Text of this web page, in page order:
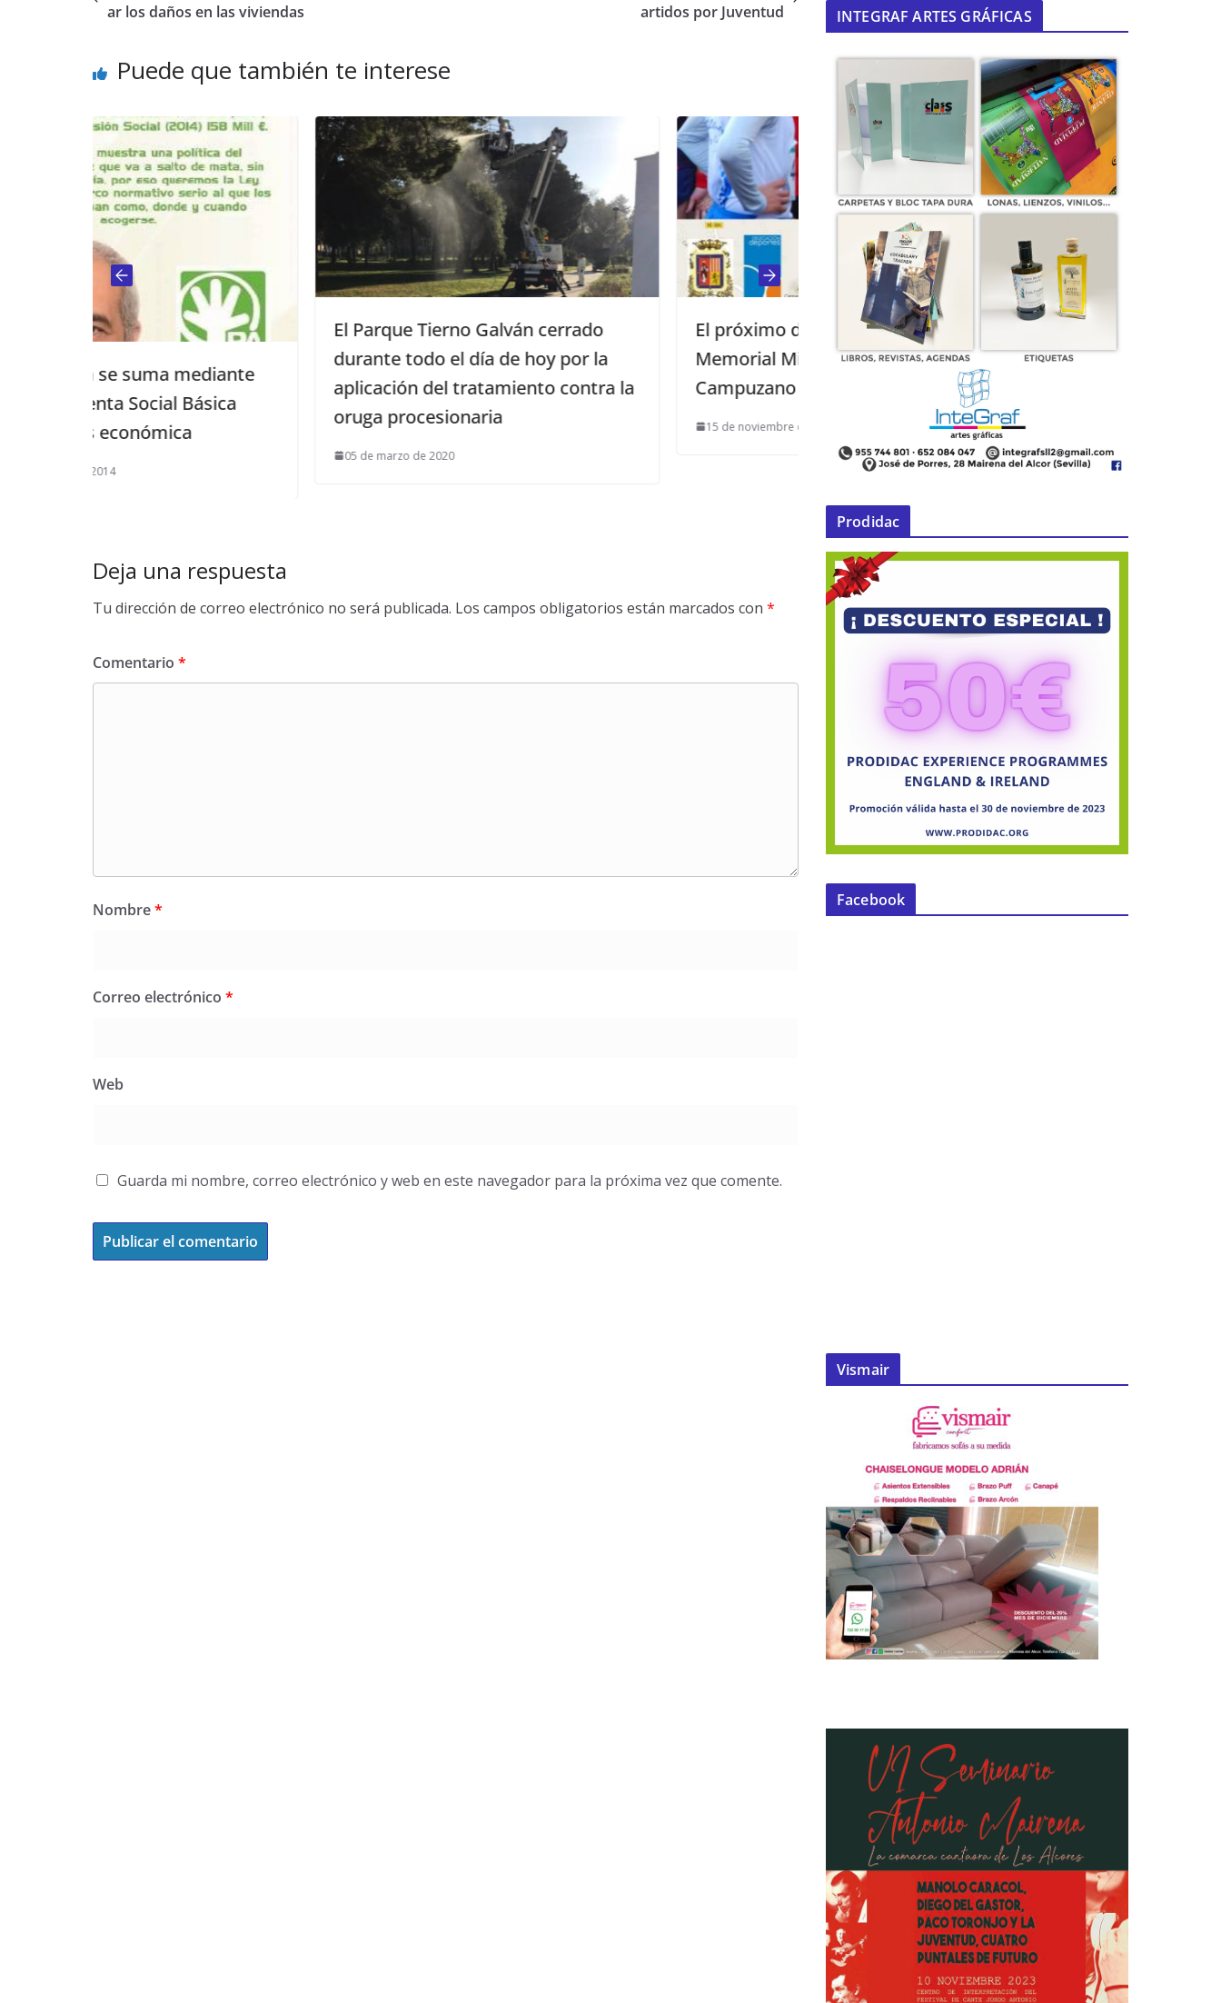
ar los daños en las viviendas
artidos por Juventud
Puede que también te interese
El Parque Tierno Galván cerrado
durante todo el día de hoy por la
aplicación del tratamiento contra la
oruga procesionaria
El próximo domingo 17, cita con el
Memorial Miguel Ángel Gómez
Campuzano
PA de Mairena se suma mediante
moción a la Renta Social Básica
contra la crisis económica
10 de noviembre de 2014
Deja una respuesta
Tu dirección de correo electrónico no será publicada. Los campos obligatorios están marcados con *
Comentario *
Nombre*
Correo electrónico *
Web
Guarda mi nombre, correo electrónico y web en este navegador para la próxima vez que comente.
INTEGRAF ARTES GRÁFICAS
Prodidac
Facebook
Vismair